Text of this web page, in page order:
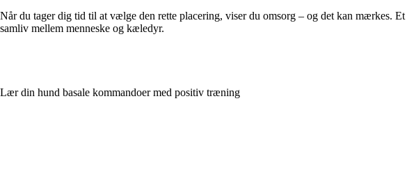
Når du tager dig tid til at vælge den rette placering, viser du omsorg – og det kan mærkes.
samliv mellem menneske og kæledyr.
Lær din hund basale kommandoer med positiv træning